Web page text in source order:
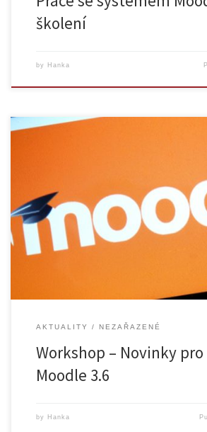
školení
by Hanka
Děsí Vás změny v Moodlu po upgradu na verzi
workshop, kde budete seznámeni s novými
Datum: 18. 9. 2019 Čas: 14. 30. – 16.30 hod.
Martího 407/2, Hotel Krystal, 2. patro, Praha 6
ZDE Představíme Vám zejména tyto novinky:
AKTUALITY NEZAŘAZENÉ
Workshop – Novinky
Moodle 3.6
by Hanka